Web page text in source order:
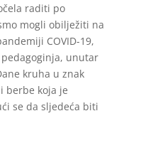
raditi po
mogli obilježiti na
COVID-19,
unutar
kruha u znak
berbe koja je
se da sljedeća biti